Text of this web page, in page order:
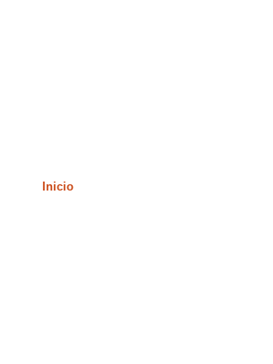
Inicio